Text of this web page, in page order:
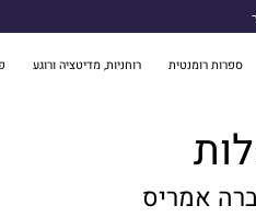
ספרות רומנטית רוחניות, מדיטציה ורוגע
אמריס